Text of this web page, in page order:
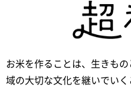
お米を作ることは、生きも
域の大切な文化を継いでいく